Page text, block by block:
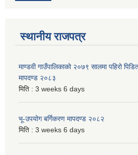
स्थानीय राजपत्र
माण्डवी गाउँपालिकाको २०७९ सालमा पहिरो
मापदण्ड २०८३
मिति : 3 weeks 6 days
भू-उपयोग बर्गिकरण मापदण्ड २०८२
मिति : 3 weeks 6 days